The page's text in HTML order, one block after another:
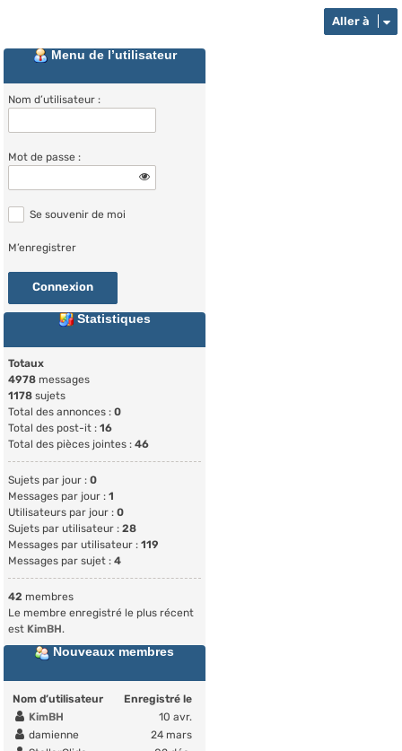
Aller à
Menu de l’utilisateur
Nom d’utilisateur :
Mot de passe :
Se souvenir de moi
M’enregistrer
Statistiques
Totaux
4978 messages
1178 sujets
Total des annonces :0
Total des post-it :16
Total des pièces jointes :46
Sujets par jour :0
Messages par jour :1
Utilisateurs par jour :0
Sujets par utilisateur :28
Messages par utilisateur :119
Messages par sujet :4
42 membres
Le membre enregistré le plus récent
est KimBH.
Nouveaux membres
Nom d’utilisateur
Enregistré le
KimBH
10 avr.
damienne
24 mars